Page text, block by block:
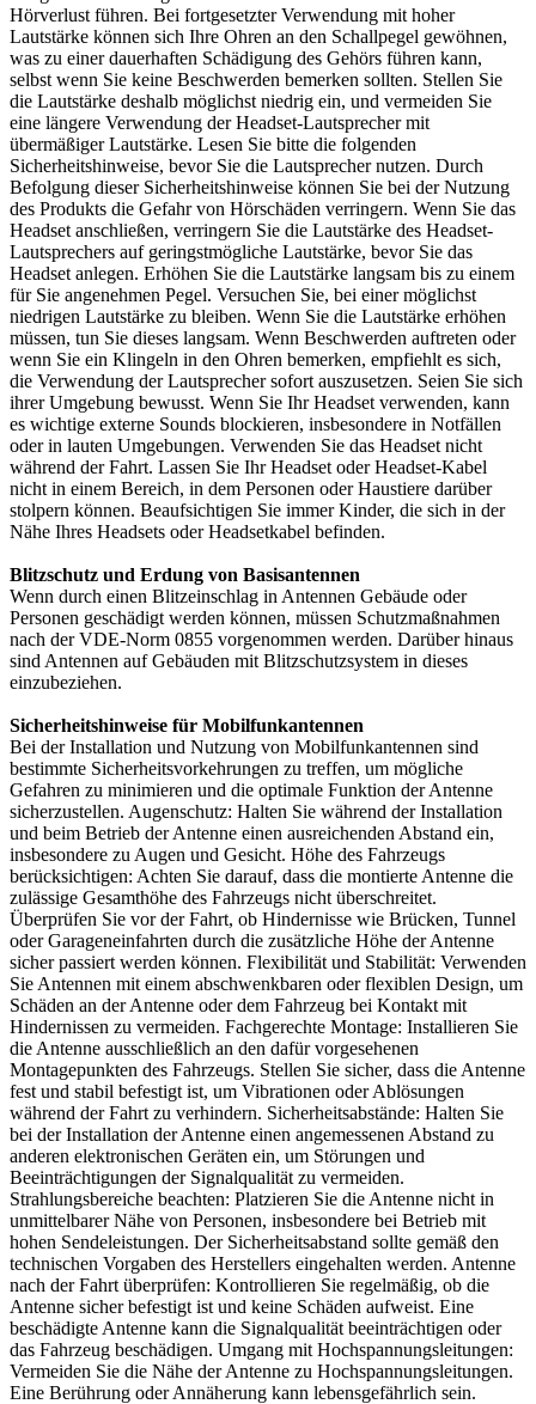
Hörverlust führen. Bei fortgesetzter Verwendung mit hoher
Lautstärke können sich Ihre Ohren an den Schallpegel gewöhnen,
was zu einer dauerhaften Schädigung des Gehörs führen kann,
selbst wenn Sie keine Beschwerden bemerken sollten. Stellen Sie
die Lautstärke deshalb möglichst niedrig ein, und vermeiden Sie
eine längere Verwendung der Headset-Lautsprecher mit
übermäßiger Lautstärke. Lesen Sie bitte die folgenden
Sicherheitshinweise, bevor Sie die Lautsprecher nutzen. Durch
Befolgung dieser Sicherheitshinweise können Sie bei der Nutzung
des Produkts die Gefahr von Hörschäden verringern. Wenn Sie das
Headset anschließen, verringern Sie die Lautstärke des Headset-
Lautsprechers auf geringstmögliche Lautstärke, bevor Sie das
Headset anlegen. Erhöhen Sie die Lautstärke langsam bis zu einem
für Sie angenehmen Pegel. Versuchen Sie, bei einer möglichst
niedrigen Lautstärke zu bleiben. Wenn Sie die Lautstärke erhöhen
müssen, tun Sie dieses langsam. Wenn Beschwerden auftreten oder
wenn Sie ein Klingeln in den Ohren bemerken, empfiehlt es sich,
die Verwendung der Lautsprecher sofort auszusetzen. Seien Sie sich
ihrer Umgebung bewusst. Wenn Sie Ihr Headset verwenden, kann
es wichtige externe Sounds blockieren, insbesondere in Notfällen
oder in lauten Umgebungen. Verwenden Sie das Headset nicht
während der Fahrt. Lassen Sie Ihr Headset oder Headset-Kabel
nicht in einem Bereich, in dem Personen oder Haustiere darüber
stolpern können. Beaufsichtigen Sie immer Kinder, die sich in der
Nähe Ihres Headsets oder Headsetkabel befinden.
Blitzschutz und Erdung von Basisantennen
Wenn durch einen Blitzeinschlag in Antennen Gebäude oder
Personen geschädigt werden können, müssen Schutzmaßnahmen
nach der VDE-Norm 0855 vorgenommen werden. Darüber hinaus
sind Antennen auf Gebäuden mit Blitzschutzsystem in dieses
einzubeziehen.
Sicherheitshinweise für Mobilfunkantennen
Bei der Installation und Nutzung von Mobilfunkantennen sind
bestimmte Sicherheitsvorkehrungen zu treffen, um mögliche
Gefahren zu minimieren und die optimale Funktion der Antenne
sicherzustellen. Augenschutz: Halten Sie während der Installation
und beim Betrieb der Antenne einen ausreichenden Abstand ein,
insbesondere zu Augen und Gesicht. Höhe des Fahrzeugs
berücksichtigen: Achten Sie darauf, dass die montierte Antenne die
zulässige Gesamthöhe des Fahrzeugs nicht überschreitet.
Überprüfen Sie vor der Fahrt, ob Hindernisse wie Brücken, Tunnel
oder Garageneinfahrten durch die zusätzliche Höhe der Antenne
sicher passiert werden können. Flexibilität und Stabilität: Verwenden
Sie Antennen mit einem abschwenkbaren oder flexiblen Design, um
Schäden an der Antenne oder dem Fahrzeug bei Kontakt mit
Hindernissen zu vermeiden. Fachgerechte Montage: Installieren Sie
die Antenne ausschließlich an den dafür vorgesehenen
Montagepunkten des Fahrzeugs. Stellen Sie sicher, dass die Antenne
fest und stabil befestigt ist, um Vibrationen oder Ablösungen
während der Fahrt zu verhindern. Sicherheitsabstände: Halten Sie
bei der Installation der Antenne einen angemessenen Abstand zu
anderen elektronischen Geräten ein, um Störungen und
Beeinträchtigungen der Signalqualität zu vermeiden.
Strahlungsbereiche beachten: Platzieren Sie die Antenne nicht in
unmittelbarer Nähe von Personen, insbesondere bei Betrieb mit
hohen Sendeleistungen. Der Sicherheitsabstand sollte gemäß den
technischen Vorgaben des Herstellers eingehalten werden. Antenne
nach der Fahrt überprüfen: Kontrollieren Sie regelmäßig, ob die
Antenne sicher befestigt ist und keine Schäden aufweist. Eine
beschädigte Antenne kann die Signalqualität beeinträchtigen oder
das Fahrzeug beschädigen. Umgang mit Hochspannungsleitungen:
Vermeiden Sie die Nähe der Antenne zu Hochspannungsleitungen.
Eine Berührung oder Annäherung kann lebensgefährlich sein.